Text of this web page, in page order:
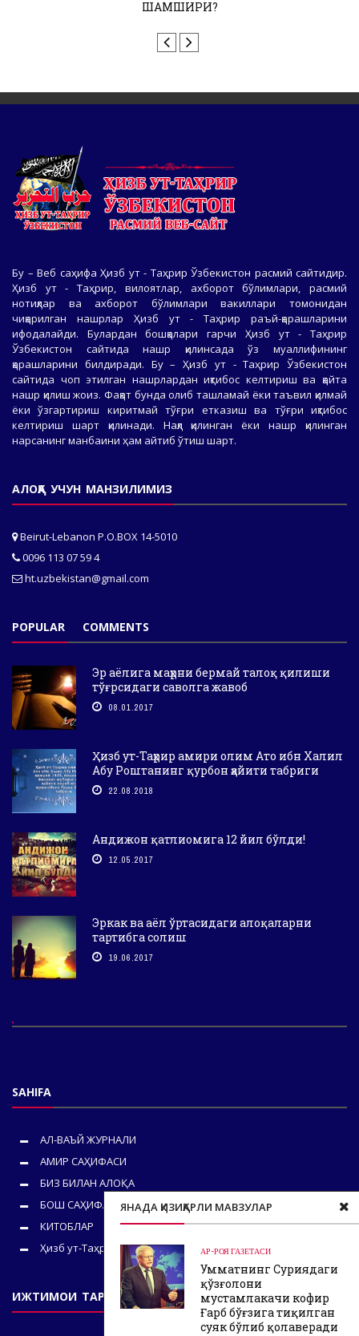
ЯНАДА ҚИЗИҚАРЛИ МАВЗУЛАР
АР-РОЯ ГАЗЕТАСИ
Умматнинг Суриядаги
қўзғолони
мустамлакачи кофир
Ғарб бўғзига тиқилган
суяк бўлиб қолаверади
Бу – Веб саҳифа Ҳизб ут - Таҳрир Ўзбекистон расмий сайтидир.
Ҳизб ут - Таҳрир, вилоятлар, ахборот бўлимлари, расмий
нотиқлар ва ахборот бўлимлари вакиллари томонидан
чиқарилган нашрлар Ҳизб ут - Таҳрир раъй-қарашларини
ифодалайди. Булардан бошқалари гарчи Ҳизб ут - Таҳрир
Ўзбекистон сайтида нашр қилинсада ўз муаллифининг
қарашларини билдиради. Бу – Ҳизб ут - Таҳрир Ўзбекистон
сайтида чоп этилган нашрлардан иқтибос келтириш ва қайта
нашр қилиш жоиз. Фақат бунда олиб ташламай ёки таъвил қилмай
ёки ўзгартириш киритмай тўғри етказиш ва тўғри иқтибос
келтириш шарт қилинади. Нақл қилинган ёки нашр қилинган
нарсанинг манбаини ҳам айтиб ўтиш шарт.
АЛОҚА УЧУН МАНЗИЛИМИЗ
Beirut-Lebanon P.O.BOX 14-5010
0096 113 07 59 4
ht.uzbekistan@gmail.com
POPULAR COMMENTS
Эр аёлига маҳрни бермай талоқ қилиши
тўғрсидаги саволга жавоб
08.01.2017
Ҳизб ут-Таҳрир амири олим Ато ибн Халил
Абу Роштанинг қурбон ҳайити табриги
22.08.2018
Андижон қатлиомига 12 йил бўлди!
12.05.2017
Эркак ва аёл ўртасидаги алоқаларни
тартибга солиш
19.06.2017
SAHIFA
АЛ-ВАЪЙ ЖУРНАЛИ
АМИР САҲИФАСИ
БИЗ БИЛАН АЛОҚА
БОШ САҲИФА
КИТОБЛАР
Ҳизб ут-Таҳрир
ИЖТИМОИ ТАРМОҚЛАРИМИЗ